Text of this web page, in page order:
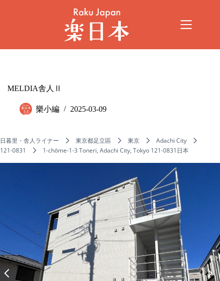
MELDIA舎人Ⅱ
樂小編 2025-03-09
日暮里・舎人ライナー 東京都足立區 東京
Adachi City
121-0831
1-chōme-1-3 Toneri, Adachi City, Tokyo 121-0831日本